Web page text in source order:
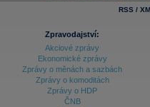
RSS /
Zpravodajství:
Akciové zprávy
Ekonomické zprávy
Zprávy o měnách a sazbách
Zprávy o komoditách
Zprávy o HDP
ČNB